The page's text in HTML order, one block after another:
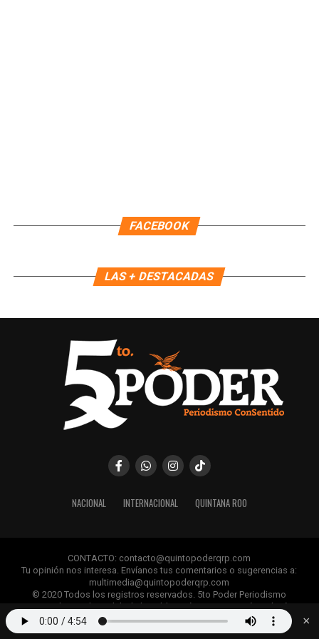
Únete al canal oficial de WhatsApp de
en tu teléfono.
FACEBOOK
LAS + DESTACADAS
NACIONAL INTERNACIONAL QUINTANA ROO
CONTACTO: contacto@quintopoderqrp.com
Tu opinión nos interesa. Envíanos tus comentarios o sugerencias a:
multimedia@quintopoderqrp.com
© 2020 Todos los registros reservados. 5to Poder Periodismo
ConSentido Queda prohibida la publicación, retransmisión, edición y
cualquier uso de los contenidos sin permiso previo.
×